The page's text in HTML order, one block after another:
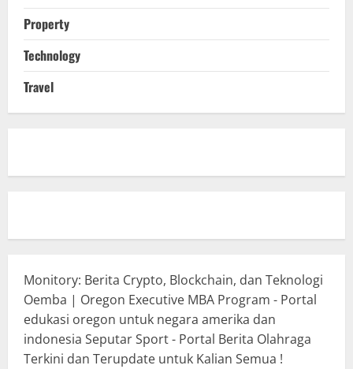
Property
Technology
Travel
Monitory: Berita Crypto, Blockchain, dan Teknologi
Oemba | Oregon Executive MBA Program - Portal
edukasi oregon untuk negara amerika dan
indonesia Seputar Sport - Portal Berita Olahraga
Terkini dan Terupdate untuk Kalian Semua !